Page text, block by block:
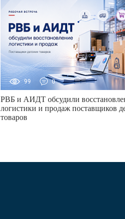
99 0
РВБ и АИДТ обсудили
логистики и продаж поставщиков
товаров